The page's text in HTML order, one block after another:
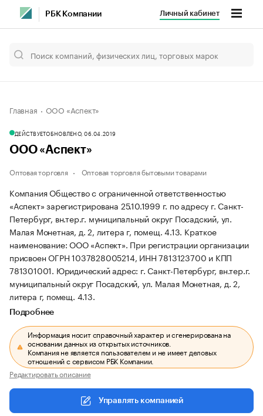
РБК Компании Личный кабинет
Главная ООО «Аспект»
ДЕЙСТВУЕТОБНОВЛЕНО, 06.04.2019
ООО «Аспект»
Оптовая торговля Оптовая торговля бытовыми товарами
Компания Общество с ограниченной ответственностью
«Аспект» зарегистрирована 25.10.1999 г. по адресу г. Санкт-
Петербург, вн.тер.г. муниципальный округ Посадский, ул.
Малая Монетная, д. 2, литера г, помещ. 4.13. Краткое
наименование: ООО «Аспект». При регистрации организации
присвоен ОГРН 1037828005214, ИНН 7813123700 и КПП
781301001. Юридический адрес: г. Санкт-Петербург, вн.тер.г.
муниципальный округ Посадский, ул. Малая Монетная, д. 2,
литера г, помещ. 4.13.
Подробнее
Информация носит справочный характер и сгенерирована на
основании данных из открытых источников.
Компания не является пользователем и не имеет деловых
отношений с сервисом РБК Компании.
Редактировать описание
Управлять компанией